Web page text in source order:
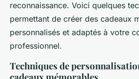
reconnaissance. Voici quelques
permettant de créer des cadeaux
personnalisés et adaptés à votre
professionnel.
Techniques de